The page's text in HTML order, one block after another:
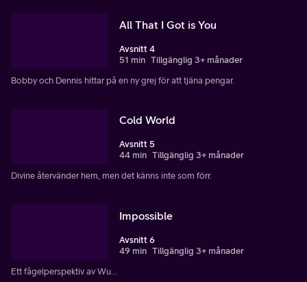
All That I Got is You
Avsnitt 4
51 min Tillgänglig 3+ månader
Bobby och Dennis hittar på en ny grej för att tjäna pengar.
Cold World
Avsnitt 5
44 min Tillgänglig 3+ månader
Divine återvänder hem, men det känns inte som förr.
Impossible
Avsnitt 6
49 min Tillgänglig 3+ månader
Ett fågelperspektiv av Wu...